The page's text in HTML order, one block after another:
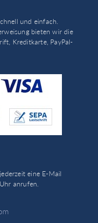
und einfach.
bieten wir die
Kreditkarte, PayPal-
eine E-Mail
anrufen.